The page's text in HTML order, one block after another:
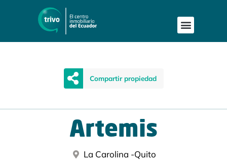
Compartir propiedad
Artemis
La Carolina -Quito